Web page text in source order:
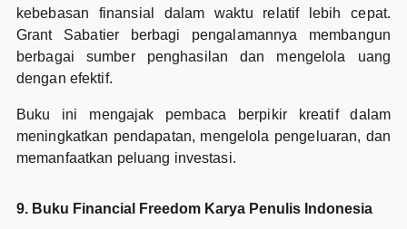
kebebasan finansial dalam waktu relatif lebih cepat.
Grant Sabatier berbagi pengalamannya membangun
berbagai sumber penghasilan dan mengelola uang
dengan efektif.
Buku ini mengajak pembaca berpikir kreatif dalam
meningkatkan pendapatan, mengelola pengeluaran, dan
memanfaatkan peluang investasi.
9. Buku Financial Freedom Karya Penulis Indonesia